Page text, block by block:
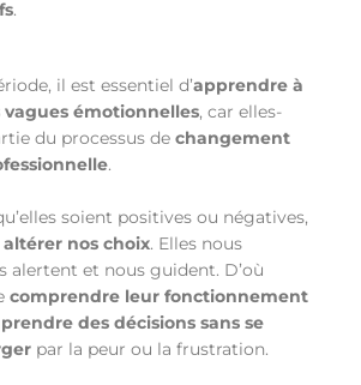
.
il est essentiel d’apprendre à
émotionnelles, car elles-
du processus dechangement
.
soient positives ou négatives,
altérer nos choix. Elles nous
alertent et nous guident. D’où
comprendre leur fonctionnement
des décisions sans se
par la peur ou la frustration.